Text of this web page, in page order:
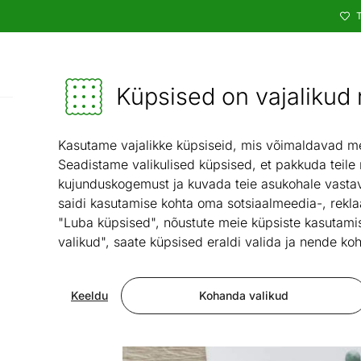
Küpsised on
Kasutame vajalikke küpsiseid, mis võimaldavad
Seadistame valikulised küpsised, et pakkuda
kujunduskogemust ja kuvada teie asukohale
saidi kasutamise kohta oma sotsiaalmeedia-,
"Luba küpsised", nõustute meie küpsiste
valikud", saate küpsised eraldi valida ja nende
Kohanda valikud
Keeldu
Mööbel ja sisustus - ON24